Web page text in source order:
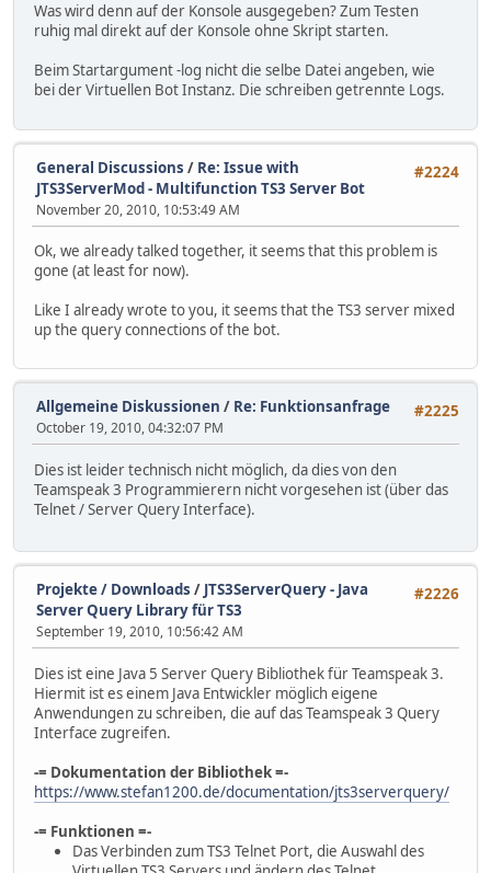
Was wird denn auf der Konsole ausgegeben? Zum Testen
ruhig mal direkt auf der Konsole ohne Skript starten.
Beim Startargument -log nicht die selbe Datei angeben, wie
bei der Virtuellen Bot Instanz. Die schreiben getrennte Logs.
#2224
General Discussions / Re: Issue with
JTS3ServerMod - Multifunction TS3 Server Bot
November 20, 2010, 10:53:49 AM
Ok, we already talked together, it seems that this problem is
gone (at least for now).
Like I already wrote to you, it seems that the TS3 server mixed
up the query connections of the bot.
#2225
Allgemeine Diskussionen / Re: Funktionsanfrage
October 19, 2010, 04:32:07 PM
Dies ist leider technisch nicht möglich, da dies von den
Teamspeak 3 Programmierern nicht vorgesehen ist (über das
Telnet / Server Query Interface).
#2226
Projekte / Downloads / JTS3ServerQuery - Java
Server Query Library für TS3
September 19, 2010, 10:56:42 AM
Dies ist eine Java 5 Server Query Bibliothek für Teamspeak 3.
Hiermit ist es einem Java Entwickler möglich eigene
Anwendungen zu schreiben, die auf das Teamspeak 3 Query
Interface zugreifen.
-= Dokumentation der Bibliothek =-
https://www.stefan1200.de/documentation/jts3serverquery/
-= Funktionen =-
Das Verbinden zum TS3 Telnet Port, die Auswahl des